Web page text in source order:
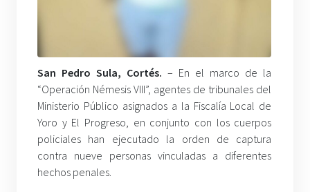
San Pedro Sula, Cortés. – En el marco de la
“Operación Némesis VIII”, agentes de tribunales del
Ministerio Público asignados a la Fiscalía Local de
Yoro y El Progreso, en conjunto con los cuerpos
policiales han ejecutado la orden de captura
contra nueve personas vinculadas a diferentes
hechos penales.